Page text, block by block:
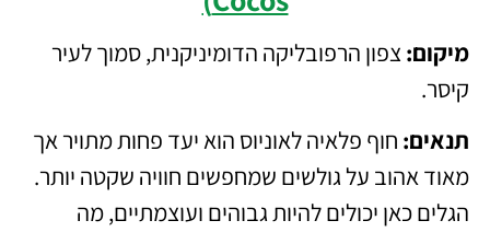
מיקום: צפון הרפובליקה הדומיניקנית, סמוך לעיר
קיסר.
תנאים: חוף פלאיה לאוניוס הוא יעד פחות מתויר אך
מאוד אהוב על גולשים שמחפשים חוויה שקטה יותר.
הגלים כאן יכולים להיות גבוהים ועוצמתיים, מה